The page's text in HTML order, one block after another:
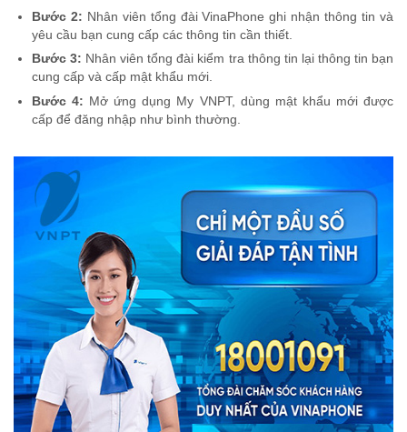
Bước 2: Nhân viên tổng đài VinaPhone ghi nhận thông tin và
yêu cầu bạn cung cấp các thông tin cần thiết.
Bước 3: Nhân viên tổng đài kiểm tra thông tin lại thông tin bạn
cung cấp và cấp mật khẩu mới.
Bước 4: Mở ứng dụng My VNPT, dùng mật khẩu mới được
cấp để đăng nhập như bình thường.